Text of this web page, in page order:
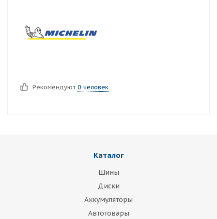
Рекомендуют 0 человек
Каталог
Шины
Диски
Аккумуляторы
Автотовары